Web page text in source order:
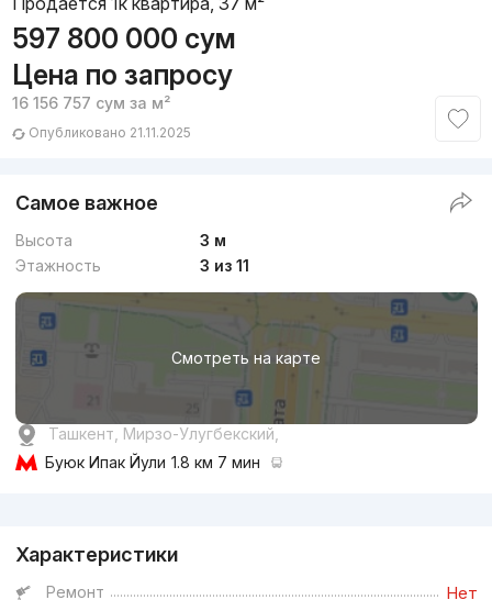
597 800 000 сум
Цена по запросу
16 156 757 сум за м²
Опубликовано 21.11.2025
Самое важное
Высота
3 м
Этажность
3 из 11
Смотреть на карте
Ташкент, Мирзо-Улугбекский,
Буюк Ипак Йули 1.8 км 7 мин
Характеристики
Ремонт Нет